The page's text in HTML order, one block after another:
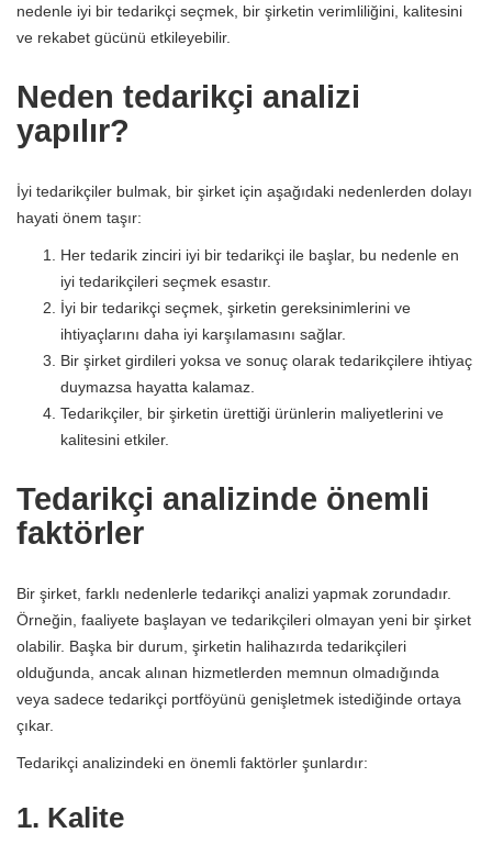
nedenle iyi bir tedarikçi seçmek, bir şirketin verimliliğini, kalitesini
ve rekabet gücünü etkileyebilir.
Neden tedarikçi analizi
yapılır?
İyi tedarikçiler bulmak, bir şirket için aşağıdaki nedenlerden dolayı
hayati önem taşır:
Her tedarik zinciri iyi bir tedarikçi ile başlar, bu nedenle en
iyi tedarikçileri seçmek esastır.
İyi bir tedarikçi seçmek, şirketin gereksinimlerini ve
ihtiyaçlarını daha iyi karşılamasını sağlar.
Bir şirket girdileri yoksa ve sonuç olarak tedarikçilere ihtiyaç
duymazsa hayatta kalamaz.
Tedarikçiler, bir şirketin ürettiği ürünlerin maliyetlerini ve
kalitesini etkiler.
Tedarikçi analizinde önemli
faktörler
Bir şirket, farklı nedenlerle tedarikçi analizi yapmak zorundadır.
Örneğin, faaliyete başlayan ve tedarikçileri olmayan yeni bir şirket
olabilir. Başka bir durum, şirketin halihazırda tedarikçileri
olduğunda, ancak alınan hizmetlerden memnun olmadığında
veya sadece tedarikçi portföyünü genişletmek istediğinde ortaya
çıkar.
Tedarikçi analizindeki en önemli faktörler şunlardır:
1. Kalite